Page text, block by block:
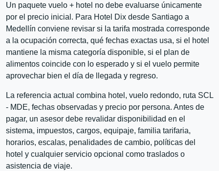
Un paquete vuelo + hotel no debe evaluarse únicamente
por el precio inicial. Para Hotel Dix desde Santiago a
Medellín conviene revisar si la tarifa mostrada corresponde
a la ocupación correcta, qué fechas exactas usa, si el hotel
mantiene la misma categoría disponible, si el plan de
alimentos coincide con lo esperado y si el vuelo permite
aprovechar bien el día de llegada y regreso.
La referencia actual combina hotel, vuelo redondo, ruta SCL
- MDE, fechas observadas y precio por persona. Antes de
pagar, un asesor debe revalidar disponibilidad en el
sistema, impuestos, cargos, equipaje, familia tarifaria,
horarios, escalas, penalidades de cambio, políticas del
hotel y cualquier servicio opcional como traslados o
asistencia de viaje.